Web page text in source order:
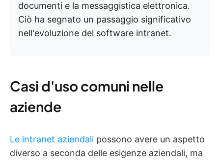
documenti e la messaggistica elettronica.
Ciò ha segnato un passaggio significativo
nell'evoluzione del software intranet.
Casi d'uso comuni nelle
aziende
Le intranet aziendali possono avere un aspetto
diverso a seconda delle esigenze aziendali, ma